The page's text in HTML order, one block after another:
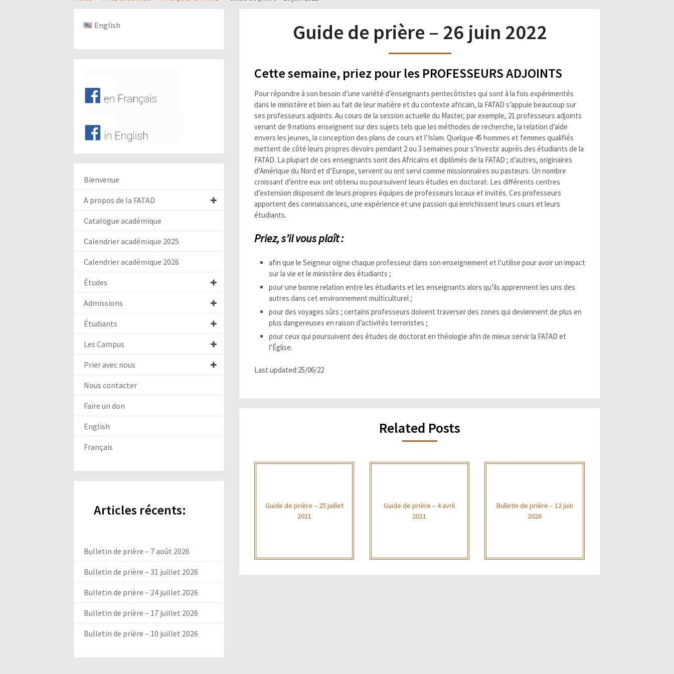
Guide de prière – 26 juin 2022
Cette semaine, priez pour les PROFESSEURS ADJOINTS
Pour répondre à son besoin d’une variété d’enseignants pentecôtistes qui sont à la fois expérimentés
dans le ministère et bien au fait de leur matière et du contexte africain, la FATAD s’appuie beaucoup sur
ses professeurs adjoints. Au cours de la session actuelle du Master, par exemple, 21 professeurs adjoints
venant de 9 nations enseignent sur des sujets tels que les méthodes de recherche, la relation d’aide
envers les jeunes, la conception des plans de cours et l’Islam. Quelque 45 hommes et femmes qualifiés
mettent de côté leurs propres devoirs pendant 2 ou 3 semaines pour s’investir auprès des étudiants de la
FATAD. La plupart de ces enseignants sont des Africains et diplômés de la FATAD ; d’autres, originaires
d’Amérique du Nord et d’Europe, servent ou ont servi comme missionnaires ou pasteurs. Un nombre
croissant d’entre eux ont obtenu ou poursuivent leurs études en doctorat. Les différents centres
d’extension disposent de leurs propres équipes de professeurs locaux et invités. Ces professeurs
apportent des connaissances, une expérience et une passion qui enrichissent leurs cours et leurs
étudiants.
Priez,s’il vous plaît :
afin que le Seigneur oigne chaque professeur dans son enseignement et l’utilise pour avoir un impact
sur la vie et le ministère des étudiants ;
pour une bonne relation entre les étudiants et les enseignants alors qu’ils apprennent les uns des
autres dans cet environnement multiculturel ;
pour des voyages sûrs ; certains professeurs doivent traverser des zones qui deviennent de plus en
plus dangereuses en raison d’activités terroristes ;
pour ceux qui poursuivent des études de doctorat en théologie afin de mieux servir la FATAD et
l’Église.
Last updated:25/06/22
Related Posts
Guide de prière – 25 juillet
2021
Guide de prière – 4 avril
2021
Bulletin de prière – 12 juin
2026
English
Bienvenue
A propos de la FATAD
Catalogue académique
Calendrier académique 2025
Calendrier académique 2026
Études
Admissions
Étudiants
Les Campus
Prier avec nous
Nous contacter
Faire un don
English
Français
Articles récents:
Bulletin de prière – 7 août 2026
Bulletin de prière – 31 juillet 2026
Bulletin de prière – 24 juillet 2026
Bulletin de prière – 17 juillet 2026
Bulletin de prière – 10 juillet 2026